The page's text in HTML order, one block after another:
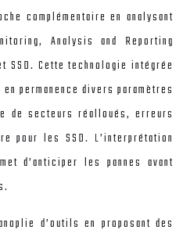
complémentaire en analysant
Analysis and Reporting
SSD. Cette technologie intégrée
permanence divers paramètres
de secteurs réalloués, erreurs
pour les SSD. L’interprétation
d’anticiper les pannes avant
d’outils en proposant des